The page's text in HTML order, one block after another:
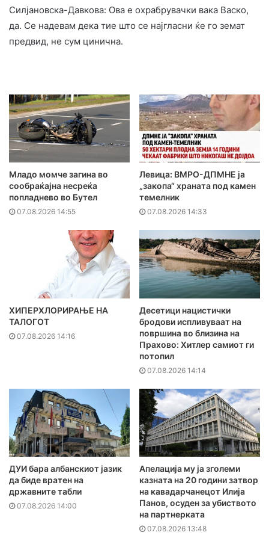
Силјановска-Давкова: Ова е охрабрувачки вака Васко,
да. Се надевам дека тие што се најгласни ќе го земат
предвид, не сум цинична.
Младо момче загина во
сообраќајна несреќа
попладнево во Бутел
07.08.2026 14:55
Левица: ВМРО-ДПМНЕ ја
„закопа“ храната под камен
темелник
07.08.2026 14:33
ХИПЕРХЛОРИРАЊЕ НА
ТАЛОГОТ
07.08.2026 14:16
Десетици нацистички
бродови испливуваат на
површина во близина на
Прахово: Хитлер самиот ги
потопил
07.08.2026 14:14
ДУИ бара албанскиот јазик
да биде вратен на
државните табли
07.08.2026 14:00
Апелација му ја зголеми
казната на 20 години затвор
на кавадарчанецот Илија
Панов, осуден за убиството
на партнерката
07.08.2026 13:48